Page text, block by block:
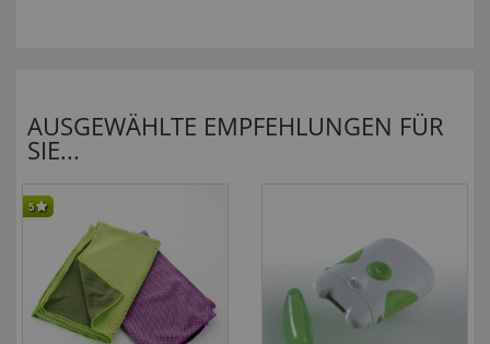
AUSGEWÄHLTE EMPFEHLUNGEN FÜR
SIE...
5